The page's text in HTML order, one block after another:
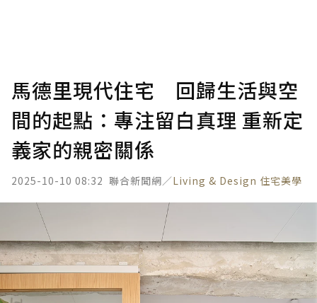
馬德里現代住宅 回歸生活與空
間的起點：專注留白真理 重新定
義家的親密關係
2025-10-10 08:32 聯合新聞網／Living & Design 住宅美學